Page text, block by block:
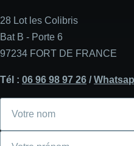
28 Lot les Colibris
Bat B - Porte 6
97234 FORT DE FRANCE
Tél : 06 96 98 97 26 /